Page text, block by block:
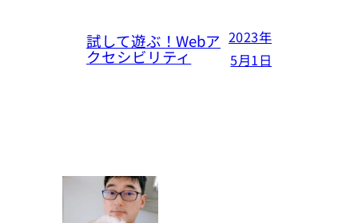
試して遊ぶ！Webア
クセシビリティ
2023年
5月1日